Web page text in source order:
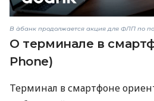
В àбанк продолжается акция для ФЛП по
О терминале в
Phone)
Терминал в смартфоне